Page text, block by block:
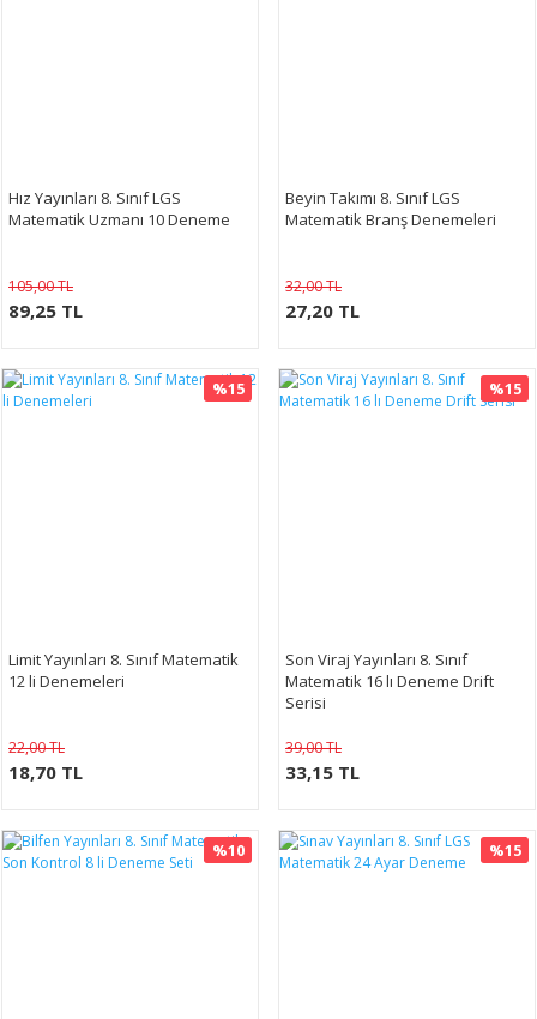
Hız Yayınları 8. Sınıf LGS
Matematik Uzmanı 10 Deneme
105,00 TL
89,25 TL
Beyin Takımı 8. Sınıf LGS
Matematik Branş Denemeleri
32,00 TL
27,20 TL
%15
Limit Yayınları 8. Sınıf Matematik
12 li Denemeleri
22,00 TL
18,70 TL
%15
Son Viraj Yayınları 8. Sınıf
Matematik 16 lı Deneme Drift
Serisi
39,00 TL
33,15 TL
%10 %15